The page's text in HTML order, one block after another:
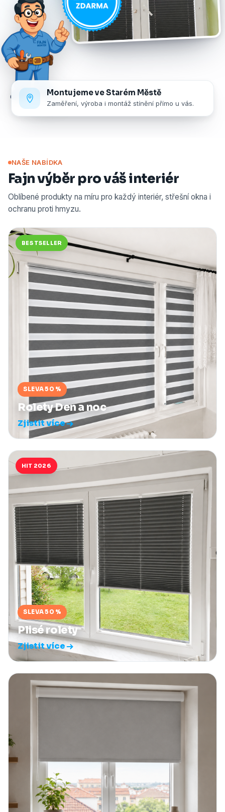
Montujeme ve Starém Městě
Zaměření, výroba i montáž stínění přímo u vás.
NAŠE NABÍDKA
Fajn výběr pro váš interiér
Oblíbené produkty na míru pro každý interiér, střešní okna i
ochranu proti hmyzu.
BESTSELLER
SLEVA 50 %
Rolety Den a noc
Zjistit více
HIT 2026
SLEVA 50 %
Plisé rolety
Zjistit více